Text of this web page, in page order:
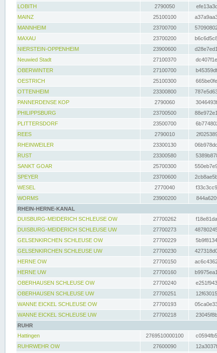
LOBITH
2790050
MAINZ
25100100
MANNHEIM
23700700
MAXAU
23700200
NIERSTEIN-OPPENHEIM
23900600
Neuwied Stadt
27100370
OBERWINTER
27100700
OESTRICH
25100300
OTTENHEIM
23300800
PANNERDENSE KOP
2790060
PHILIPPSBURG
23700500
PLITTERSDORF
23500700
REES
2790010
RHEINWEILER
23300130
RUST
23300580
SANKT GOAR
25700300
SPEYER
23700600
WESEL
2770040
WORMS
23900200
RHEIN-HERNE-KANAL
DUISBURG-MEIDERICH SCHLEUSE OW
27700262
DUISBURG-MEIDERICH SCHLEUSE UW
27700273
GELSENKIRCHEN SCHLEUSE OW
27700229
GELSENKIRCHEN SCHLEUSE UW
27700230
HERNE OW
27700150
HERNE UW
27700160
OBERHAUSEN SCHLEUSE OW
27700240
OBERHAUSEN SCHLEUSE UW
27700251
WANNE EICKEL SCHLEUSE OW
27700193
WANNE EICKEL SCHLEUSE UW
27700218
RUHR
Hattingen
2769510000100
RUHRWEHR OW
27600090